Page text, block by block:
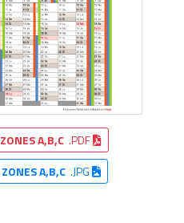
ZONES A,B,C .PDF
ZONES A,B,C.JPG